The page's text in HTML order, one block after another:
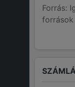
Forrás:
források